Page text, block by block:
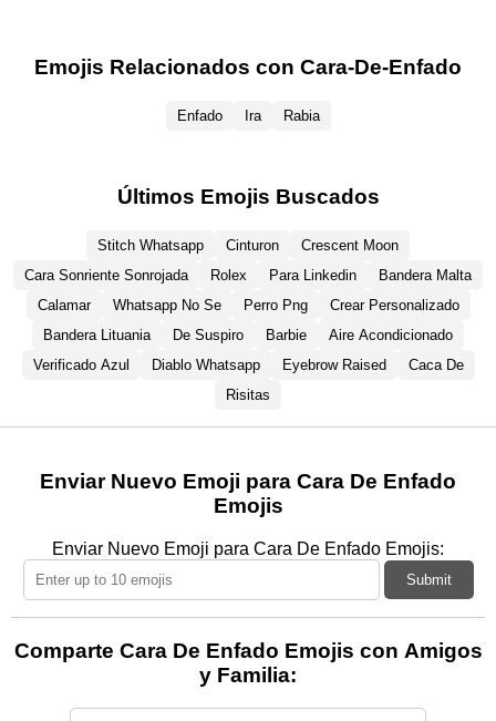
Emojis Relacionados con Cara-De-Enfado
Enfado Ira Rabia
Últimos Emojis Buscados
Stitch Whatsapp Cinturon
Crescent Moon
Cara Sonriente Sonrojada
Rolex Para Linkedin
Bandera Malta
Calamar
Whatsapp No Se Perro Png
Crear Personalizado
Bandera Lituania
De Suspiro Barbie
Aire Acondicionado
Verificado Azul
Diablo Whatsapp Eyebrow Raised
Caca De
Risitas
Enviar Nuevo Emoji para Cara De Enfado
Emojis
Enviar Nuevo Emoji para Cara De Enfado Emojis:
Submit
Comparte Cara De Enfado Emojis con Amigos
y Familia: